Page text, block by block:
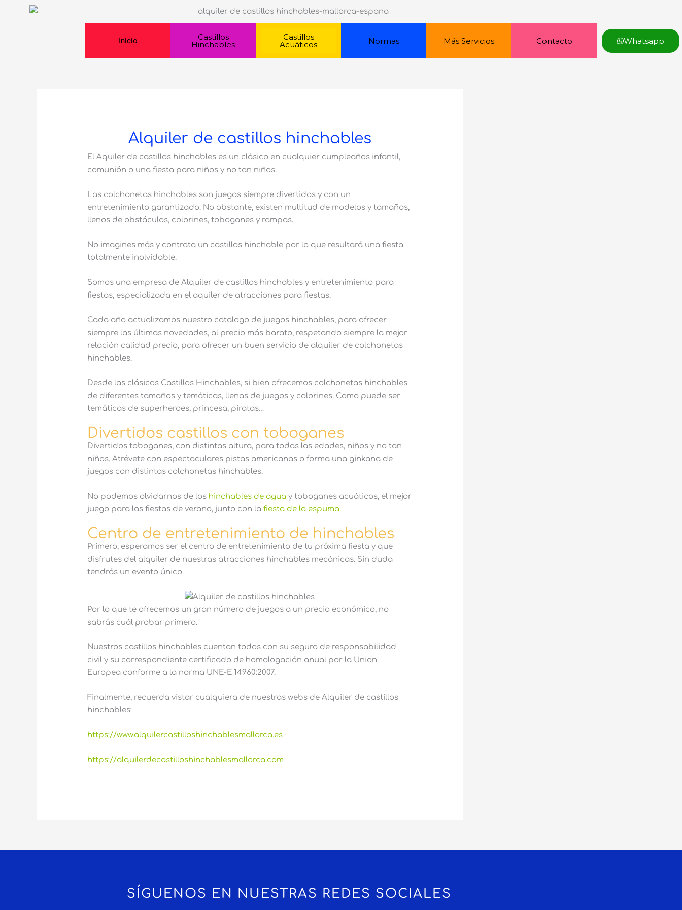
Inicio Castillos
Hinchables
Castillos
Acuáticos Normas Más Servicios Contacto Whatsapp
Alquiler de castillos hinchables
El Aquiler de castillos hinchables es un clásico en cualquier cumpleaños infantil,
comunión o una fiesta para niños y no tan niños.
Las colchonetas hinchables son juegos siempre divertidos y con un
entretenimiento garantizado. No obstante, existen multitud de modelos y tamaños,
llenos de obstáculos, colorines, toboganes y rampas.
No imagines más y contrata un castillos hinchable por lo que resultará una fiesta
totalmente inolvidable.
Somos una empresa de Alquiler de castillos hinchables y entretenimiento para
fiestas, especializada en el aquiler de atracciones para fiestas.
Cada año actualizamos nuestro catalogo de juegos hinchables, para ofrecer
siempre las últimas novedades, al precio más barato, respetando siempre la mejor
relación calidad precio, para ofrecer un buen servicio de alquiler de colchonetas
hinchables.
Desde las clásicos Castillos Hinchables, si bien ofrecemos colchonetas hinchables
de diferentes tamaños y temáticas, llenas de juegos y colorines. Como puede ser
temáticas de superheroes, princesa, piratas…
Divertidos castillos con toboganes
Divertidos toboganes, con distintas altura, para todas las edades, niños y no tan
niños. Atrévete con espectaculares pistas americanas o forma una ginkana de
juegos con distintas colchonetas hinchables.
No podemos olvidarnos de los hinchables de agua y toboganes acuáticos, el mejor
juego para las fiestas de verano, junto con lafiesta de la espuma.
Centro de entretenimiento de hinchables
Primero, esperamos ser el centro de entretenimiento de tu próxima fiesta y que
disfrutes del alquiler de nuestras atracciones hinchables mecánicas. Sin duda
tendrás un evento único
Por lo que te ofrecemos un gran número de juegos a un precio económico, no
sabrás cuál probar primero.
Nuestros castillos hinchables cuentan todos con su seguro de responsabilidad
civil y su correspondiente certificado de homologación anual por la Union
Europea conforme a la norma UNE-E 14960:2007.
Finalmente, recuerda vistar cualquiera de nuestras webs de Alquiler de castillos
hinchables:
https://www.alquilercastilloshinchablesmallorca.es
https://alquilerdecastilloshinchablesmallorca.com
SÍGUENOS EN NUESTRAS REDES SOCIALES